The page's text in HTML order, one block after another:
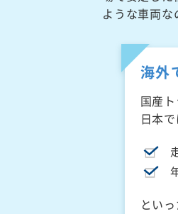
ような車両な
海外
国産
日本
とい